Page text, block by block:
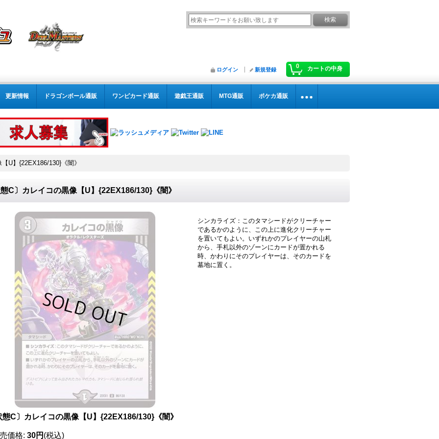
0 カートの中身
ログイン 新規登録
更新情報 ドラゴンボール通販 ワンピカード通販 遊戯王通販 MTG通販 ポケカ通販
U】{22EX186/130}《闇》
C〕カレイコの黒像【U】{22EX186/130}《闇》
シンカライズ：このタマシードがクリーチャー
であるかのように、この上に進化クリーチャー
を置いてもよい。いずれかのプレイヤーの山札
から、手札以外のゾーンにカードが置かれる
時、かわりにそのプレイヤーは、そのカードを
墓地に置く。
態C〕カレイコの黒像【U】{22EX186/130}《闇》
価格: 30円 (税込)